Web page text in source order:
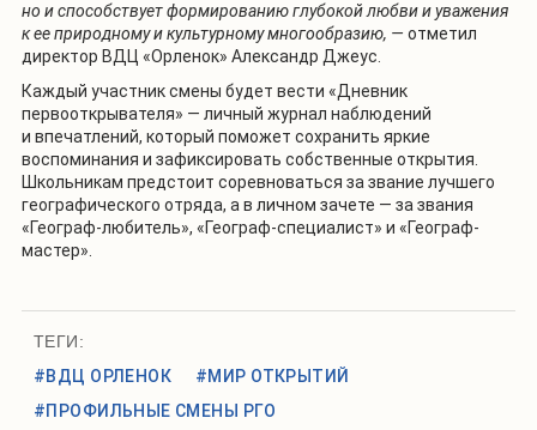
но и способствует формированию глубокой любви и уважения
к ее природному и культурному многообразию, — отметил
директор ВДЦ «Орленок» Александр Джеус.
Каждый участник смены будет вести «Дневник
первооткрывателя» — личный журнал наблюдений
и впечатлений, который поможет сохранить яркие
воспоминания и зафиксировать собственные открытия.
Школьникам предстоит соревноваться за звание лучшего
географического отряда, а в личном зачете — за звания
«Географ-любитель», «Географ-специалист» и «Географ-
мастер».
ТЕГИ:
#ВДЦ ОРЛЕНОК
#МИР ОТКРЫТИЙ
#ПРОФИЛЬНЫЕ СМЕНЫ РГО